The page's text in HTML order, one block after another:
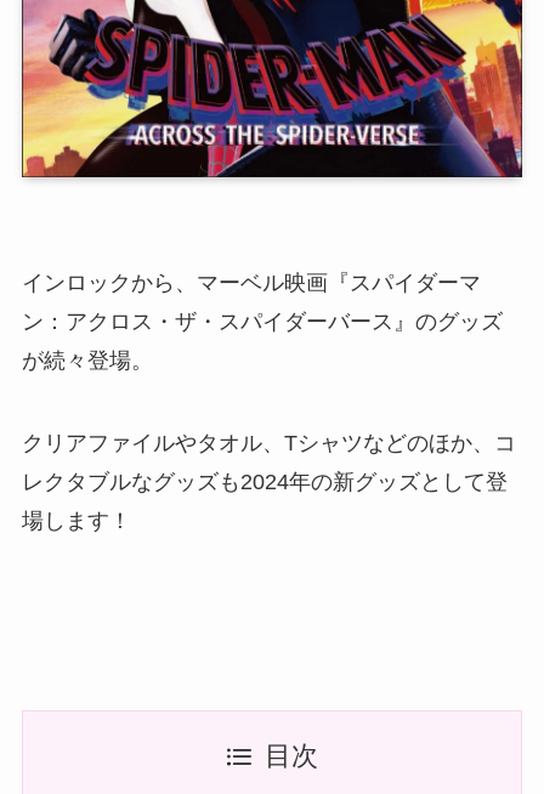
インロックから、マーベル映画『スパイダーマ
ン：アクロス・ザ・スパイダーバース』のグッズ
が続々登場。
クリアファイルやタオル、Tシャツなどのほか、コ
レクタブルなグッズも2024年の新グッズとして登
場します！
目次